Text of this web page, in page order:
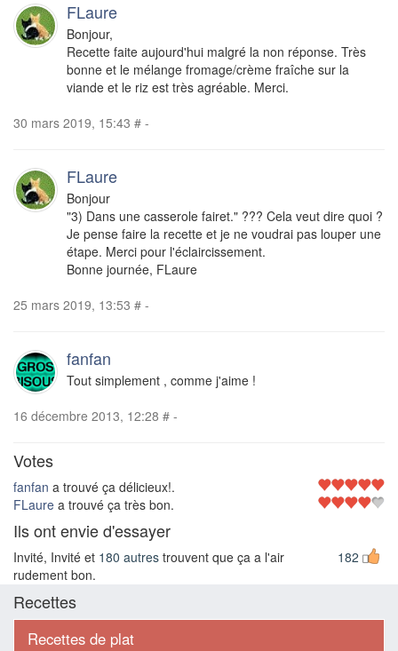
FLaure
Bonjour,
Recette faite aujourd'hui malgré la non réponse. Très
bonne et le mélange fromage/crème fraîche sur la
viande et le riz est très agréable. Merci.
30 mars 2019, 15:43 # -
FLaure
Bonjour
"3) Dans une casserole fairet." ??? Cela veut dire quoi ?
Je pense faire la recette et je ne voudrai pas louper une
étape. Merci pour l'éclaircissement.
Bonne journée, FLaure
25 mars 2019, 13:53 # -
fanfan
Tout simplement , comme j'aime !
16 décembre 2013, 12:28 # -
Votes
fanfan a trouvé ça délicieux!.
FLaure a trouvé ça très bon.
Ils ont envie d'essayer
182
Invité, Invité et 180 autres trouvent que ça a l'air
rudement bon.
Recettes
Recettes de plat